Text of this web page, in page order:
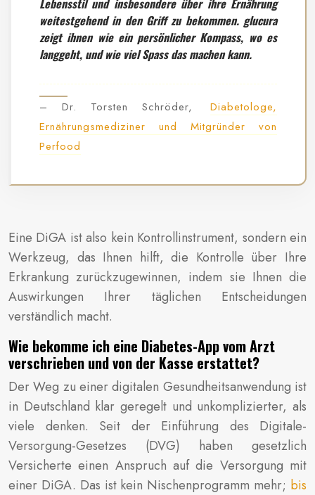
Lebensstil und insbesondere über ihre Ernährung
weitestgehend in den Griff zu bekommen. glucura
zeigt ihnen wie ein persönlicher Kompass, wo es
langgeht, und wie viel Spass das machen kann.
– Dr. Torsten Schröder,
Diabetologe,
Ernährungsmediziner und Mitgründer von
Perfood
Eine DiGA ist also kein Kontrollinstrument, sondern ein
Werkzeug, das Ihnen hilft, die Kontrolle über Ihre
Erkrankung zurückzugewinnen, indem sie Ihnen die
Auswirkungen Ihrer täglichen Entscheidungen
verständlich macht.
Wie bekomme ich eine Diabetes-App vom Arzt
verschrieben und von der Kasse erstattet?
Der Weg zu einer digitalen Gesundheitsanwendung ist
in Deutschland klar geregelt und unkomplizierter, als
viele denken. Seit der Einführung des Digitale-
Versorgung-Gesetzes (DVG) haben gesetzlich
Versicherte einen Anspruch auf die Versorgung mit
einer DiGA. Das ist kein Nischenprogramm mehr; bis